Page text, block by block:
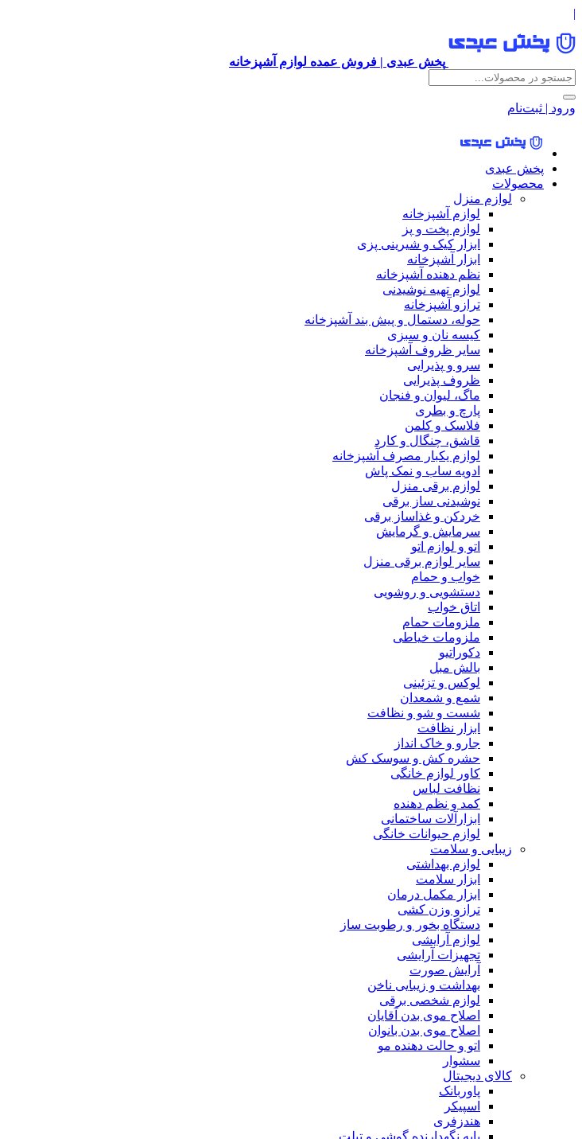
|
پخش عبدی | فروش عمده لوازم آشپزخانه
ورود | ثبت‌نام
پخش عبدی
محصولات
لوازم منزل
لوازم آشپزخانه
لوازم پخت و پز
ابزار کیک و شیرینی پزی
ابزار آشپزخانه
نظم دهنده آشپزخانه
لوازم تهیه نوشیدنی
ترازو آشپزخانه
حوله، دستمال و پیش بند آشپزخانه
کیسه نان و سبزی
سایر ظروف آشپزخانه
سرو و پذیرایی
ظروف پذیرایی
ماگ، لیوان و فنجان
پارچ و بطری
فلاسک و کلمن
قاشق، چنگال و کارد
لوازم یکبار مصرف آشپزخانه
ادویه ساب و نمک پاش
لوازم برقی منزل
نوشیدنی ساز برقی
خردکن و غذاساز برقی
سرمایش و گرمایش
اتو و لوازم اتو
سایر لوازم برقی منزل
خواب و حمام
دستشویی و روشویی
اتاق خواب
ملزومات حمام
ملزومات خیاطی
دکوراتیو
بالش مبل
لوکس و تزئینی
شمع و شمعدان
شست و شو و نظافت
ابزار نظافت
جارو و خاک انداز
حشره کش و سوسک کش
کاور لوازم خانگی
نظافت لباس
کمد و نظم دهنده
ابزارآلات ساختمانی
لوازم حیوانات خانگی
زیبایی و سلامت
لوازم بهداشتی
ابزار سلامت
ابزار مکمل درمان
ترازو وزن کشی
دستگاه بخور و رطوبت ساز
لوازم آرایشی
تجهیزات آرایشی
آرایش صورت
بهداشت و زیبایی ناخن
لوازم شخصی برقی
اصلاح موی بدن آقایان
اصلاح موی بدن بانوان
اتو و حالت دهنده مو
سشوار
کالای دیجیتال
پاوربانک
اسپیکر
هندزفری
پایه نگهدارنده گوشی و تبلت